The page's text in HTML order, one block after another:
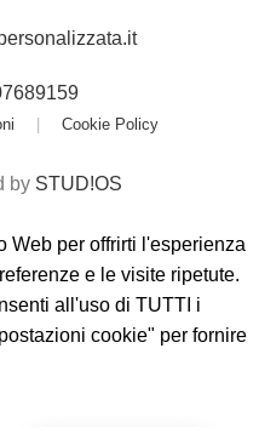
| Cookie Policy
by STUD!OS
Web per offrirti l'esperienza
e le visite ripetute.
all'uso di TUTTI i
cookie" per fornire